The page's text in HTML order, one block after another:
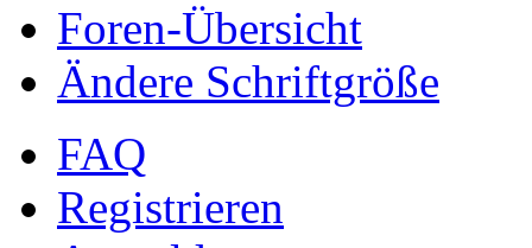
Foren-Übersicht
Ändere Schriftgröße
FAQ
Registrieren